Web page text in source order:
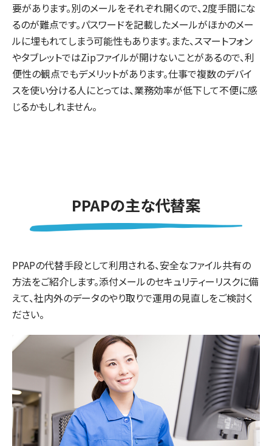
要があります。別のメールをそれぞれ開くので、2度手間にな
るのが難点です。パスワードを記載したメールがほかのメー
ルに埋もれてしまう可能性もあります。また、スマートフォン
やタブレットではZipファイルが開けないことがあるので、利
便性の観点でもデメリットがあります。仕事で複数のデバイ
スを使い分ける人にとっては、業務効率が低下して不便に感
じるかもしれません。
PPAPの主な代替案
PPAPの代替手段として利用される、安全なファイル共有の
方法をご紹介します。添付メールのセキュリティーリスクに備
えて、社内外のデータのやり取りで運用の見直しをご検討く
ださい。